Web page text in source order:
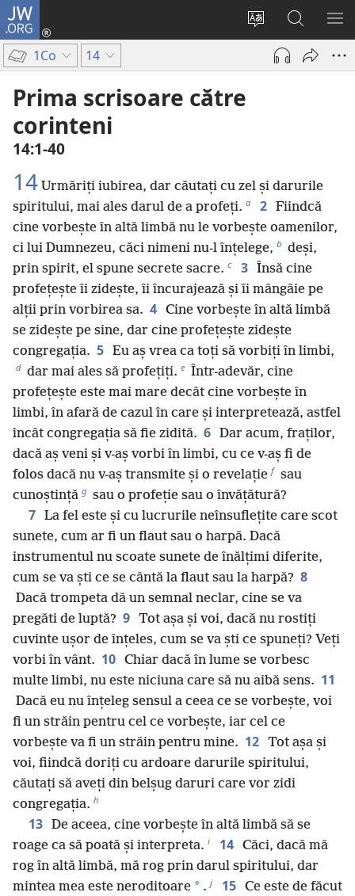
JW.ORG
Schimbaţi
limba
site-
Conectează-
deschide
fereastră
Căutați
pe
JW.ORG
1Co 14
Prima scrisoare către
corinteni
14:1-40
14 Urmăriți iubirea, dar căutați cu zel și darurile
spiritului, mai ales darul de a profeți. a 2 Fiindcă
cine vorbește în altă limbă nu le vorbește oamenilor,
ci lui Dumnezeu, căci nimeni nu-l înțelege, b deși,
prin spirit, el spune secrete sacre. c 3 Însă cine
profețește îi zidește, îi încurajează și îi mângâie pe
alții prin vorbirea sa. 4 Cine vorbește în altă limbă
se zidește pe sine, dar cine profețește zidește
congregația. 5 Eu aș vrea ca toți să vorbiți în limbi,
d dar mai ales să profețiți. e Într-adevăr, cine
profețește este mai mare decât cine vorbește în
limbi, în afară de cazul în care și interpretează, astfel
încât congregația să fie zidită. 6 Dar acum, fraților,
dacă aș veni și v-aș vorbi în limbi, cu ce v-aș fi de
folos dacă nu v-aș transmite și o revelație f sau
cunoștință g sau o profeție sau o învățătură?
7 La fel este și cu lucrurile neînsuflețite care scot
sunete, cum ar fi un flaut sau o harpă. Dacă
instrumentul nu scoate sunete de înălțimi diferite,
cum se va ști ce se cântă la flaut sau la harpă? 8
Dacă trompeta dă un semnal neclar, cine se va
pregăti de luptă? 9 Tot așa și voi, dacă nu rostiți
cuvinte ușor de înțeles, cum se va ști ce spuneți? Veți
vorbi în vânt. 10 Chiar dacă în lume se vorbesc
multe limbi, nu este niciuna care să nu aibă sens. 11
Dacă eu nu înțeleg sensul a ceea ce se vorbește, voi
fi un străin pentru cel ce vorbește, iar cel ce
vorbește va fi un străin pentru mine. 12 Tot așa și
voi, fiindcă doriți cu ardoare darurile spiritului,
căutați să aveți din belșug daruri care vor zidi
congregația. h
13 De aceea, cine vorbește în altă limbă să se
roage ca să poată și interpreta. i 14 Căci, dacă mă
rog în altă limbă, mă rog prin darul spiritului, dar
mintea mea este neroditoare * . j 15 Ce este de făcut